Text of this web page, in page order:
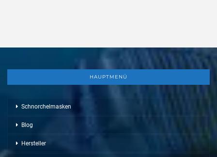
HAUPTMENÜ
Schnorchelmasken
Blog
Hersteller